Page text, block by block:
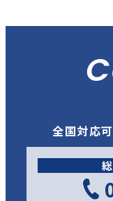
全国対応